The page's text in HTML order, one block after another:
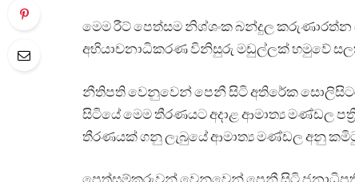
මෙම රීට් පෙත්සම නිශ්ශංක බන්දුල
අභියාචනාධිකරණ විනිසුරු මඩුල්ලක් හමුවේ
නීතිපති වෙනුවෙන් පෙනී සිටි අතිරේක
සිටියේ මෙම තීරණයට අදාළ ආමාත්‍ය මණ්ඩල
තීරණයක් ගනු ලැබුයේ ආමාත්‍ය මණ්ඩල අනු
පෙත්සම්කරුවන් වෙනුවෙන් පෙනී සිටි